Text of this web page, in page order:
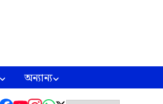
অন্যান্য